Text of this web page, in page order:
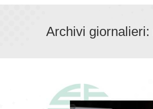
Archivi giornalieri: